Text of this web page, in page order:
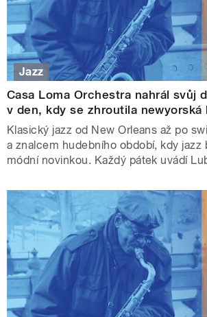
Jazz
Casa Loma Orchestra nahrál svůj
v den, kdy se zhroutila newyorská
Klasický jazz od New Orleans až po
a znalcem hudebního období, kdy jazz
módní novinkou. Každý pátek uvádí